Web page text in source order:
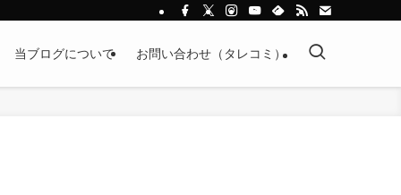
当ブログについて お問い合わせ（タレコミ）